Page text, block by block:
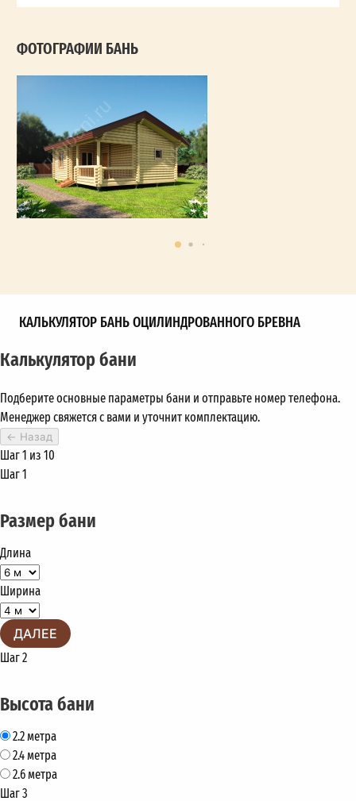
ФОТОГРАФИИ БАНЬ
КАЛЬКУЛЯТОР БАНЬ ОЦИЛИНДРОВАННОГО БРЕВНА
Калькулятор бани
Подберите основные параметры бани и отправьте номер телефона.
Менеджер свяжется с вами и уточнит комплектацию.
← Назад
Шаг 1 из 10
Шаг 1
Размер бани
Длина
Ширина
ДАЛЕЕ
Шаг 2
Высота бани
2.2 метра
2.4 метра
2.6 метра
Шаг 3